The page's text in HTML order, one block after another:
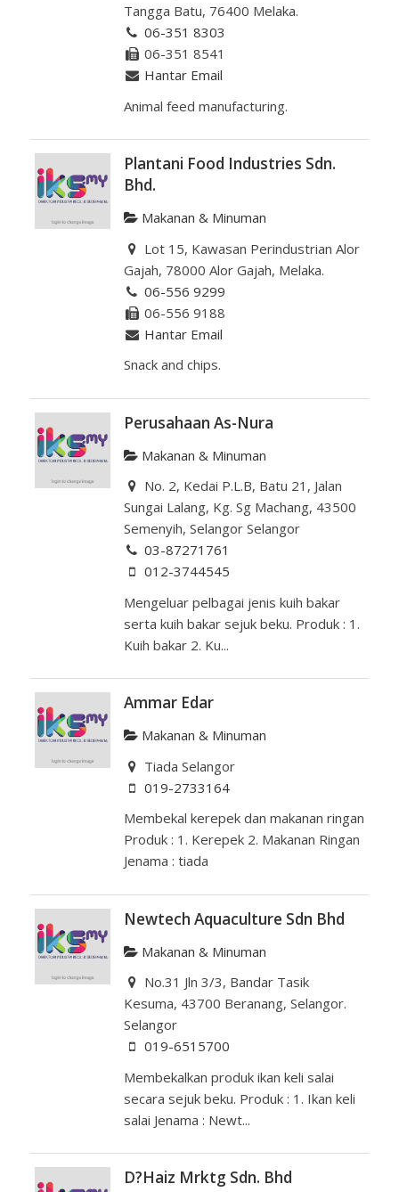
Tangga Batu, 76400 Melaka.
06-351 8303
06-351 8541
Hantar Email
Animal feed manufacturing.
Plantani Food Industries Sdn.
Bhd.
Makanan & Minuman
Lot 15, Kawasan Perindustrian Alor
Gajah, 78000 Alor Gajah, Melaka.
06-556 9299
06-556 9188
Hantar Email
Snack and chips.
Perusahaan As-Nura
Makanan & Minuman
No. 2, Kedai P.L.B, Batu 21, Jalan
Sungai Lalang, Kg. Sg Machang, 43500
Semenyih, Selangor Selangor
03-87271761
012-3744545
Mengeluar pelbagai jenis kuih bakar
serta kuih bakar sejuk beku. Produk : 1.
Kuih bakar 2. Ku...
Ammar Edar
Makanan & Minuman
Tiada Selangor
019-2733164
Membekal kerepek dan makanan ringan
Produk : 1. Kerepek 2. Makanan Ringan
Jenama : tiada
Newtech Aquaculture Sdn Bhd
Makanan & Minuman
No.31 Jln 3/3, Bandar Tasik
Kesuma, 43700 Beranang, Selangor.
Selangor
019-6515700
Membekalkan produk ikan keli salai
secara sejuk beku. Produk : 1. Ikan keli
salai Jenama : Newt...
D?Haiz Mrktg Sdn. Bhd